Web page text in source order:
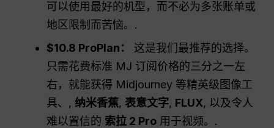
可以使用最好的机型，而不必为多张账单或
地区限制而苦恼。.
$10.8 ProPlan：
这是我们最推荐的选择。
只需花费标准 MJ 订阅价格的三分之一左
右，就能获得 Midjourney 等精英级图像工
具、, 纳米香蕉,表意文字, FLUX, 以及令人
难以置信的 索拉 2 Pro 用于视频。.